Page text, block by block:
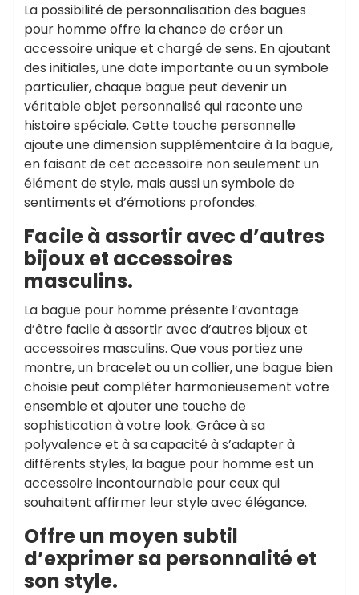
La possibilité de personnalisation des bagues
pour homme offre la chance de créer un
accessoire unique et chargé de sens. En ajoutant
des initiales, une date importante ou un symbole
particulier, chaque bague peut devenir un
véritable objet personnalisé qui raconte une
histoire spéciale. Cette touche personnelle
ajoute une dimension supplémentaire à la bague,
en faisant de cet accessoire non seulement un
élément de style, mais aussi un symbole de
sentiments et d’émotions profondes.
Facile à assortir avec d’autres
bijoux et accessoires
masculins.
La bague pour homme présente l’avantage
d’être facile à assortir avec d’autres bijoux et
accessoires masculins. Que vous portiez une
montre, un bracelet ou un collier, une bague bien
choisie peut compléter harmonieusement votre
ensemble et ajouter une touche de
sophistication à votre look. Grâce à sa
polyvalence et à sa capacité à s’adapter à
différents styles, la bague pour homme est un
accessoire incontournable pour ceux qui
souhaitent affirmer leur style avec élégance.
Offre un moyen subtil
d’exprimer sa personnalité et
son style.